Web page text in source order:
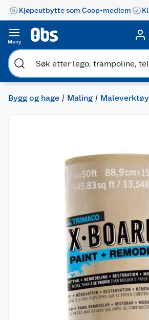
Kjøpeutbytte som Coop-medlem
Meny
Bygg og hage Maling Maleverktøy